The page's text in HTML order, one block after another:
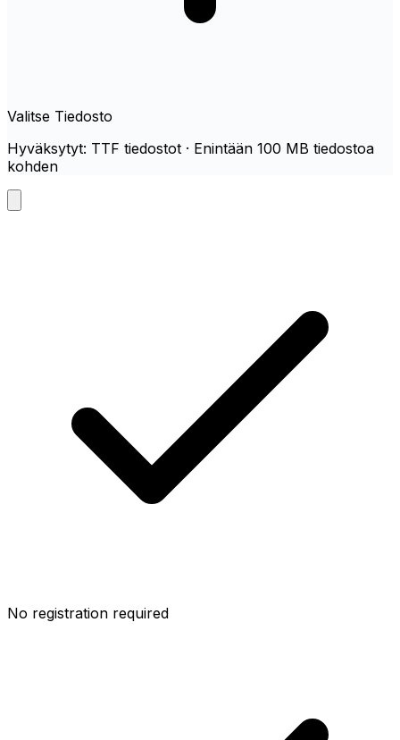
Valitse Tiedosto
Hyväksytyt: TTF tiedostot · Enintään 100 MB tiedostoa
kohden
No registration required